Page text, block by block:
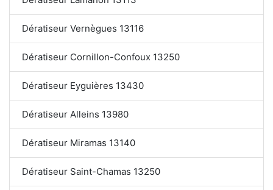
Dératiseur Vernègues 13116
Dératiseur Cornillon-Confoux 13250
Dératiseur Eyguières 13430
Dératiseur Alleins 13980
Dératiseur Miramas 13140
Dératiseur Saint-Chamas 13250